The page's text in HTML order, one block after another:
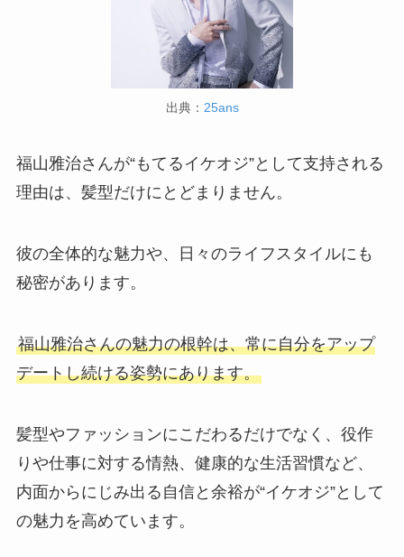
出典： 25ans
福山雅治さんが“もてるイケオジ”として支持される
理由は、髪型だけにとどまりません。
彼の全体的な魅力や、日々のライフスタイルにも
秘密があります。
福山雅治さんの魅力の根幹は、常に自分をアップ
デートし続ける姿勢にあります。
髪型やファッションにこだわるだけでなく、役作
りや仕事に対する情熱、健康的な生活習慣など、
内面からにじみ出る自信と余裕が“イケオジ”として
の魅力を高めています。